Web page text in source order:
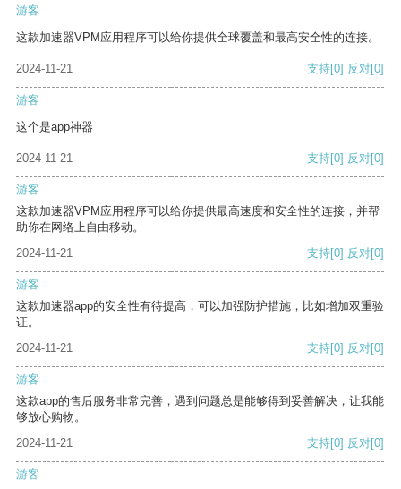
游客
这款加速器VPM应用程序可以给你提供全球覆盖和最高安全性的连接。
2024-11-21 支持[0] 反对[0]
游客
这个是app神器
2024-11-21 支持[0] 反对[0]
游客
这款加速器VPM应用程序可以给你提供最高速度和安全性的连接，并帮
助你在网络上自由移动。
2024-11-21
支持[0] 反对[0]
游客
这款加速器app的安全性有待提高，可以加强防护措施，比如增加双重验
证。
2024-11-21
支持[0] 反对[0]
游客
这款app的售后服务非常完善，遇到问题总是能够得到妥善解决，让我能
够放心购物。
2024-11-21
支持[0] 反对[0]
游客